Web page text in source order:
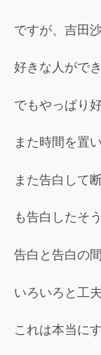
ですが、吉田
好きな人がで
でもやっぱり
また時間を置
また告白して
も告白したそう
告白と告白の
いろいろと工
これは本当に